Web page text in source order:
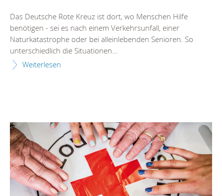
Das Deutsche Rote Kreuz ist dort, wo Menschen Hilfe
benötigen - sei es nach einem Verkehrsunfall, einer
Naturkatastrophe oder bei alleinlebenden Senioren. So
unterschiedlich die Situationen...
Weiterlesen